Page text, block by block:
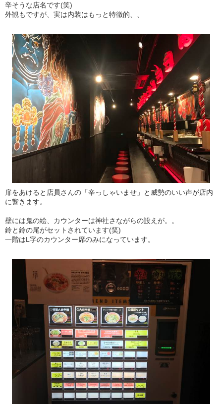
辛そうな店名です(笑)
外観もですが、実は内装はもっと特徴的、、
扉をあけると店員さんの「辛っしゃいませ」と威勢のいい声が店内
に響きます。
壁には鬼の絵、カウンターは神社さながらの設えが。。
鈴と鈴の尾がセットされています(笑)
一階はL字のカウンター席のみになっています。